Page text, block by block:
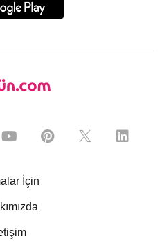
İçin